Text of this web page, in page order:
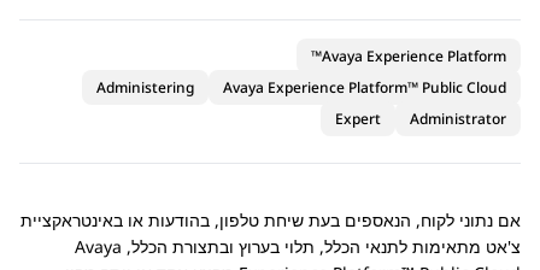
Avaya Experience Platform™
Avaya Experience Platform™ Public Cloud
Administering
Administrator
Expert
אם נתוני לקוח, הנאספים בעת שיחת טלפון, בהודעות או באינטראקציית
צ'אט מתאימות לתנאי הכלל, תלוי בערוץ ובתצורת הכלל, Avaya